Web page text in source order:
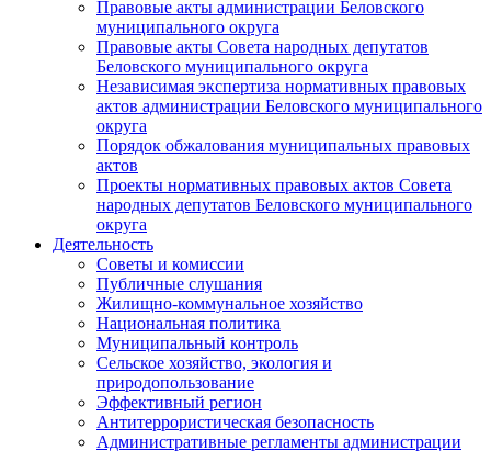
Правовые акты администрации Беловского
муниципального округа
Правовые акты Совета народных депутатов
Беловского муниципального округа
Независимая экспертиза нормативных правовых
актов администрации Беловского муниципального
округа
Порядок обжалования муниципальных правовых
актов
Проекты нормативных правовых актов Совета
народных депутатов Беловского муниципального
округа
Деятельность
Советы и комиссии
Публичные слушания
Жилищно-коммунальное хозяйство
Национальная политика
Муниципальный контроль
Сельское хозяйство, экология и
природопользование
Эффективный регион
Антитеррористическая безопасность
Административные регламенты администрации